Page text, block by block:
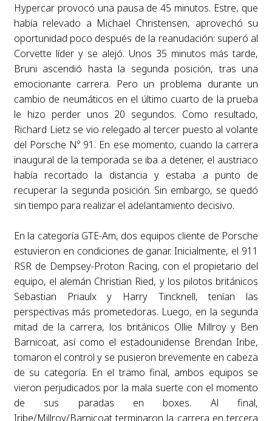
Hypercar provocó una pausa de 45 minutos. Estre, que
había relevado a Michael Christensen, aprovechó su
oportunidad poco después de la reanudación: superó al
Corvette líder y se alejó. Unos 35 minutos más tarde,
Bruni ascendió hasta la segunda posición, tras una
emocionante carrera. Pero un problema durante un
cambio de neumáticos en el último cuarto de la prueba
le hizo perder unos 20 segundos. Como resultado,
Richard Lietz se vio relegado al tercer puesto al volante
del Porsche Nº 91. En ese momento, cuando la carrera
inaugural de la temporada se iba a detener, el austriaco
había recortado la distancia y estaba a punto de
recuperar la segunda posición. Sin embargo, se quedó
sin tiempo para realizar el adelantamiento decisivo.
En la categoría GTE-Am, dos equipos cliente de Porsche
estuvieron en condiciones de ganar. Inicialmente, el 911
RSR de Dempsey-Proton Racing, con el propietario del
equipo, el alemán Christian Ried, y los pilotos británicos
Sebastian Priaulx y Harry Tincknell, tenían las
perspectivas más prometedoras. Luego, en la segunda
mitad de la carrera, los británicos Ollie Millroy y Ben
Barnicoat, así como el estadounidense Brendan Iribe,
tomaron el control y se pusieron brevemente en cabeza
de su categoría. En el tramo final, ambos equipos se
vieron perjudicados por la mala suerte con el momento
de sus paradas en boxes. Al final,
Iribe/Millroy/Barnicoat terminaron la carrera en tercera